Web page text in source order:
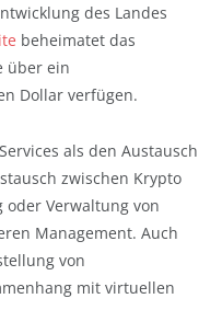
des Landes
beheimatet das
über ein
Dollar verfügen.
als den Austausch
zwischen Krypto
oder Verwaltung von
Management. Auch
von
mit virtuellen